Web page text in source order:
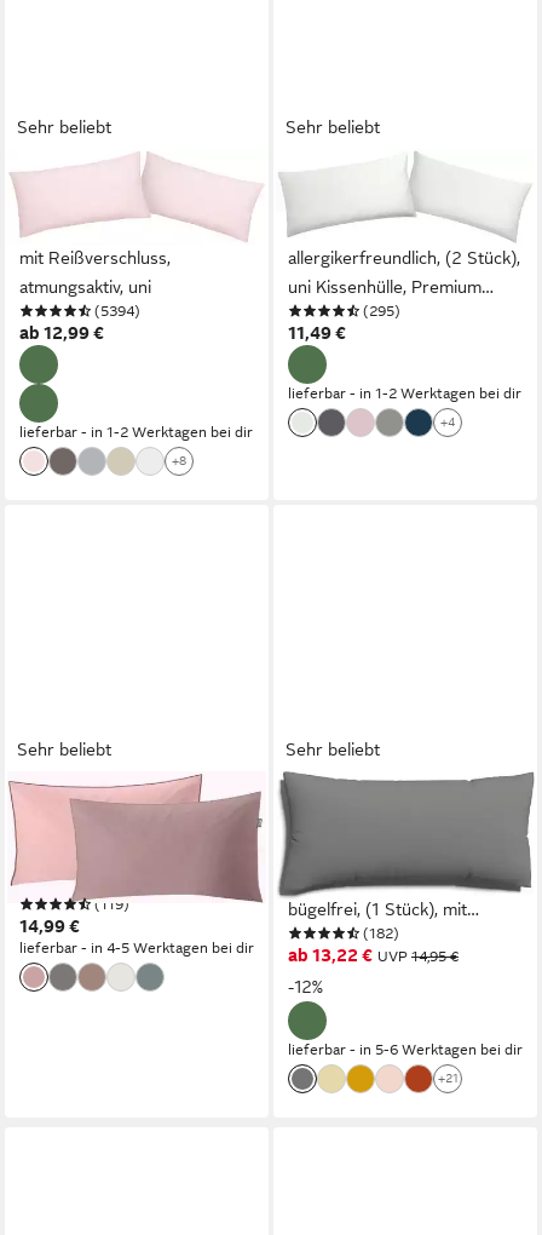
Sehr beliebt
OTTO HOME
Stück), aus 100% Baumwolle,
mit Reißverschluss,
atmungsaktiv, uni
(5394)
ab 12,99 €
lieferbar - in 1-2 Werktagen bei dir
+8
Sehr beliebt
OTTO HOME
Microfaser, extra weich,
allergikerfreundlich, (2 Stück),
uni Kissenhülle, Premium
Qualität, schnell trocknend,
pflegeleicht
(295)
11,49 €
lieferbar - in 1-2 Werktagen bei dir
+4
Sehr beliebt
KLEINE WOLKE
Kissenbezug Linda, (1 Stück),
Design
(119)
14,99 €
lieferbar - in 4-5 Werktagen bei dir
Sehr beliebt
weicher Edel-Jersey,
bügelfrei, (1 Stück), mit
farblich angepasstem
Reißverschluss, pflegeleicht,
formstabil
(182)
ab 13,22 € UVP 14,95 €
-12%
lieferbar - in 5-6 Werktagen bei dir
+21